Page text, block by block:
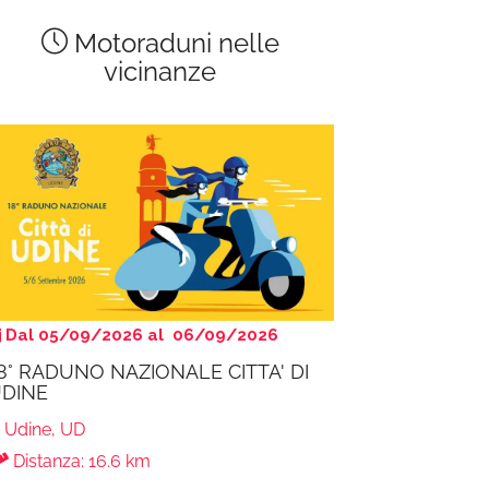
Motoraduni nelle
vicinanze
Dal 05/09/2026 al 06/09/2026
RADUNO NAZIONALE CITTA' DI
Udine, UD
Distanza: 16.6 km